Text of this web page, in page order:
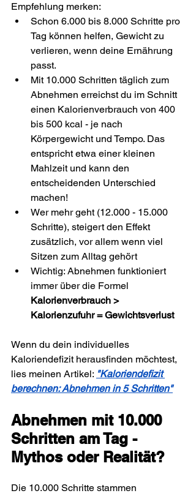
Empfehlung merken:
Schon 6.000 bis 8.000 Schritte pro
Tag können helfen, Gewicht zu
verlieren, wenn deine Ernährung
passt.
Mit 10.000 Schritten täglich zum
Abnehmen erreichst du im Schnitt
einen Kalorienverbrauch von 400
bis 500 kcal - je nach
Körpergewicht und Tempo. Das
entspricht etwa einer kleinen
Mahlzeit und kann den
entscheidenden Unterschied
machen!
Wer mehr geht (12.000 - 15.000
Schritte), steigert den Effekt
zusätzlich, vor allem wenn viel
Sitzen zum Alltag gehört
Wichtig: Abnehmen funktioniert
immer über die Formel
Kalorienverbrauch >
Kalorienzufuhr = Gewichtsverlust
Wenn du dein individuelles
Kaloriendefizit herausfinden möchtest,
lies meinen Artikel: "Kaloriendefizit
berechnen: Abnehmen in 5 Schritten"
Abnehmen mit 10.000
Schritten am Tag -
Mythos oder Realität?
Die 10.000 Schritte stammen